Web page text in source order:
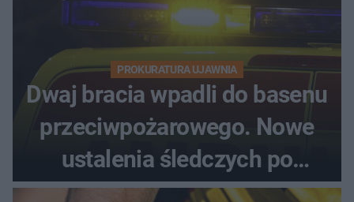
PROKURATURA UJAWNIA
Dwaj bracia wpadli do basenu
przeciwpożarowego. Nowe
ustalenia śledczych po
dramatycznej akcji